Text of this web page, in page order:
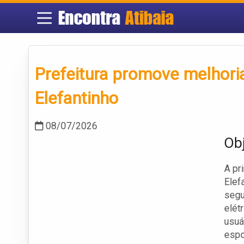
EncontraAtibaia
Prefeitura promove
Elefantinho
08/07/2026
A